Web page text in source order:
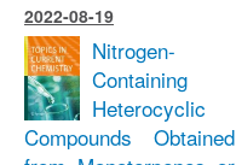
2022-08-19
Nitrogen-
Containing
Heterocyclic
Compounds Obtained